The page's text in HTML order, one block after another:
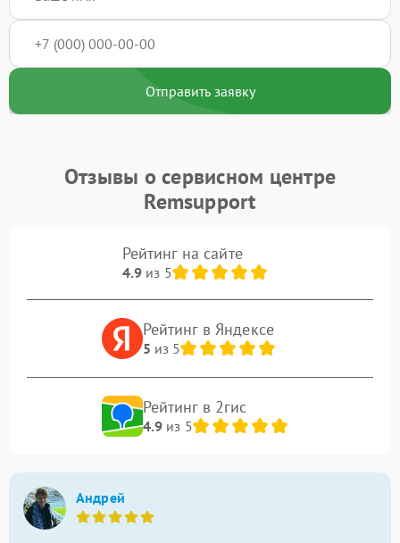
Отправить заявку
Отзывы о сервисном центре
Remsupport
Рейтинг на сайте
4.9из 5
Рейтинг в Яндексе
5 из 5
Рейтинг в 2гис
4.9из 5
Андрей